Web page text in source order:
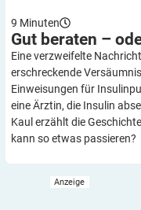
9 Minuten
Gut beraten –
Eine verzweifelte
erschreckende
Einweisungen für
eine Ärztin, die Insulin
Kaul erzählt die
kann so etwas passieren?